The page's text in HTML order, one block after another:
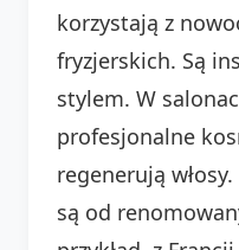
korzystają z
fryzjerskich. Są
stylem. W
profesjonalne
regenerują
są od